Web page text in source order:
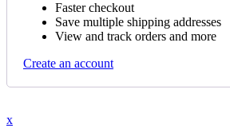
Faster checkout
Save multiple shipping addresses
View and track orders and more
Create an account
x